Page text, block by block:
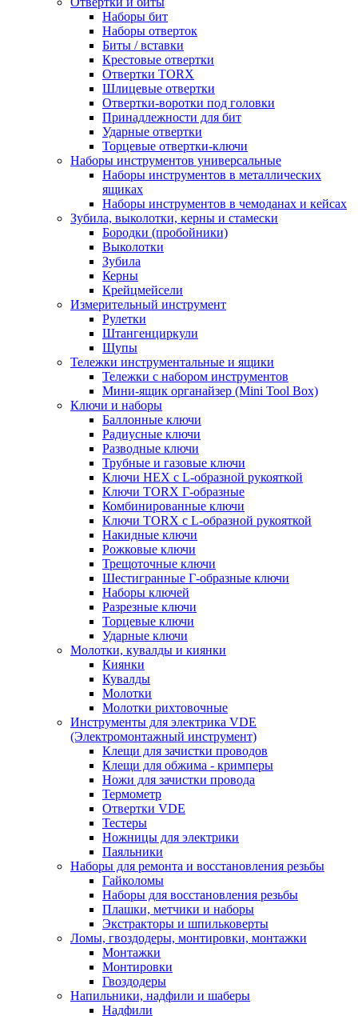
Наборы бит
Наборы отверток
Биты / вставки
Крестовые отвертки
Отвертки TORX
Шлицевые отвертки
Отвертки-воротки под головки
Принадлежности для бит
Ударные отвертки
Торцевые отвертки-ключи
Наборы инструментов универсальные
Наборы инструментов в металлических
ящиках
Наборы инструментов в чемоданах и кейсах
Зубила, выколотки, керны и стамески
Бородки (пробойники)
Выколотки
Зубила
Керны
Крейцмейсели
Измерительный инструмент
Рулетки
Штангенциркули
Щупы
Тележки инструментальные и ящики
Тележки с набором инструментов
Мини-ящик органайзер (Mini Tool Box)
Ключи и наборы
Баллонные ключи
Радиусные ключи
Разводные ключи
Трубные и газовые ключи
Ключи HEX с L-образной рукояткой
Ключи TORX Г-образные
Комбинированные ключи
Ключи TORX с L-образной рукояткой
Накидные ключи
Рожковые ключи
Трещоточные ключи
Шестигранные Г-образные ключи
Наборы ключей
Разрезные ключи
Торцевые ключи
Ударные ключи
Молотки, кувалды и киянки
Киянки
Кувалды
Молотки
Молотки рихтовочные
Инструменты для электрика VDE
(Электромонтажный инструмент)
Клещи для зачистки проводов
Клещи для обжима - кримперы
Ножи для зачистки провода
Термометр
Отвертки VDE
Тестеры
Ножницы для электрики
Паяльники
Наборы для ремонта и восстановления резьбы
Гайколомы
Наборы для восстановления резьбы
Плашки, метчики и наборы
Экстракторы и шпильковерты
Ломы, гвоздодеры, монтировки, монтажки
Монтажки
Монтировки
Гвоздодеры
Напильники, надфили и шаберы
Надфили